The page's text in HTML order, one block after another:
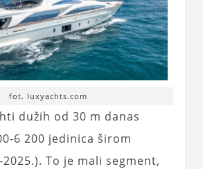
fot. luxyachts.com
dužih od 30 m danas
6 200 jedinica širom
To je mali segment,